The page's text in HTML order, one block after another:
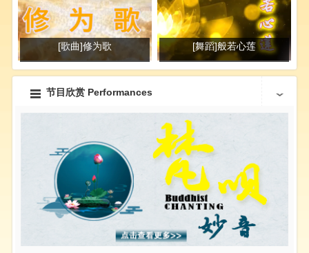
[歌曲]修为歌 [舞蹈]般若心莲
节目欣赏 Performances